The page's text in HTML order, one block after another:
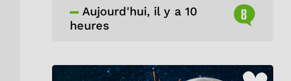
Aujourd'hui, il y a 10
heures
8